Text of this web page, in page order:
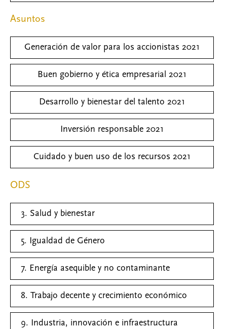
Asuntos
Generación de valor para los accionistas 2021
Buen gobierno y ética empresarial 2021
Desarrollo y bienestar del talento 2021
Inversión responsable 2021
Cuidado y buen uso de los recursos 2021
ODS
3. Salud y bienestar
5. Igualdad de Género
7. Energía asequible y no contaminante
8. Trabajo decente y crecimiento económico
9. Industria, innovación e infraestructura